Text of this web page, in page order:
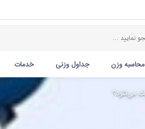
محاسبه وزن جداول وزنی خدمات
می‌شود؟